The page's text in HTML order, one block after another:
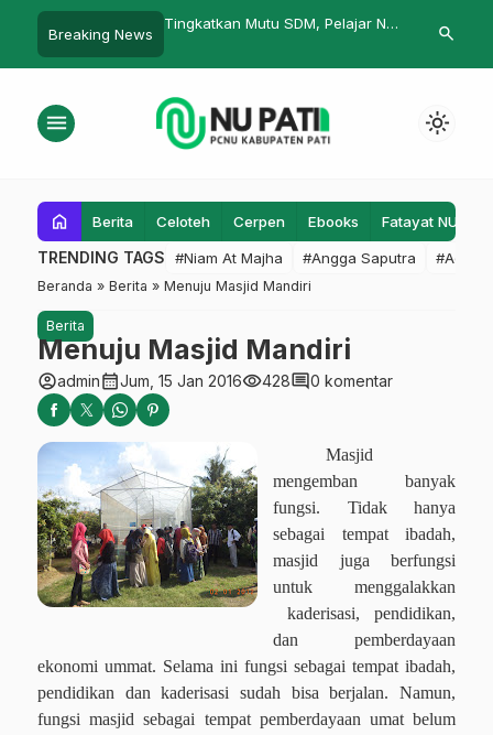
Breaking News
Tingkatkan Mutu SDM, Pelajar NU
Together
Tak Mau
Kasus
search
menu light_mode
home Berita Celoteh Cerpen Ebooks Fatayat NU
TRENDING TAGS #Niam At Majha #Angga Saputra #Admin
Beranda » Berita » Menuju Masjid Mandiri
Berita
Menuju Masjid Mandiri
account_circleadmincalendar_monthJum, 15 Jan 2016visibility428comment0 komentar
Masjid
mengemban banyak
fungsi. Tidak hanya
sebagai tempat ibadah,
masjid juga berfungsi
untuk menggalakkan
kaderisasi, pendidikan,
dan pemberdayaan
ekonomi ummat. Selama ini fungsi sebagai tempat ibadah,
pendidikan dan kaderisasi sudah bisa berjalan. Namun,
fungsi masjid sebagai tempat pemberdayaan umat belum